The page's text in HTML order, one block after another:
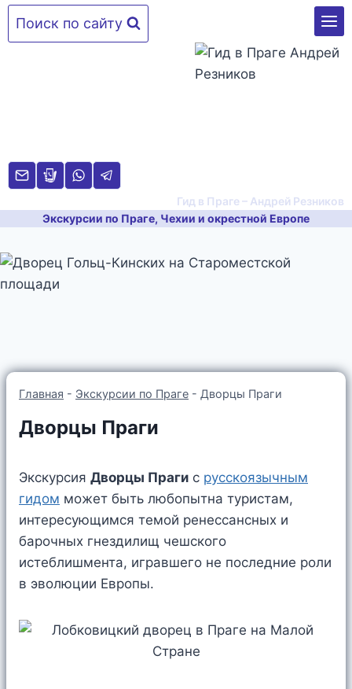
Перейти
Поиск по сайту
Гид в Праге – Андрей Резников
Экскурсии по Праге, Чехии и окрестной Европе
Главная - Экскурсии по Праге - Дворцы Праги
Дворцы Праги
Экскурсия Дворцы Праги с русскоязычным
гидом может быть любопытна туристам,
интересующимся темой ренессансных и
барочных гнездилищ чешского
истеблишмента, игравшего не последние роли
в эволюции Европы.